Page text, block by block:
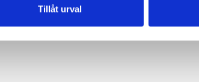
Tillåt urval